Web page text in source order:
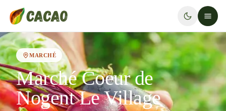
MARCHÉ
Marché Coeur de
Nogent Le Village